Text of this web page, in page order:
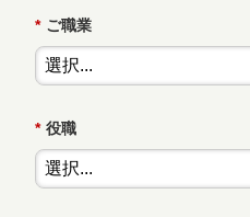
* ご職業
* 役職